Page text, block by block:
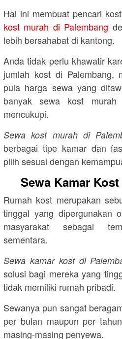
Hal ini membuat pencari
kost murah di Palembang
lebih bersahabat di kantong.
Anda tidak perlu khawatir
jumlah kost di Palembang,
pula harga sewa yang
banyak sewa kost murah
mencukupi.
Sewa kost murah di
berbagai tipe kamar dan
pilih sesuai dengan
Sewa Kamar
Rumah kost merupakan
tinggal yang dipergunakan
masyarakat sebagai
sementara.
Sewa kamar kost di
solusi bagi mereka yang
tidak memiliki rumah pribadi.
Sewanya pun sangat
per bulan maupun per
masing-masing penyewa.